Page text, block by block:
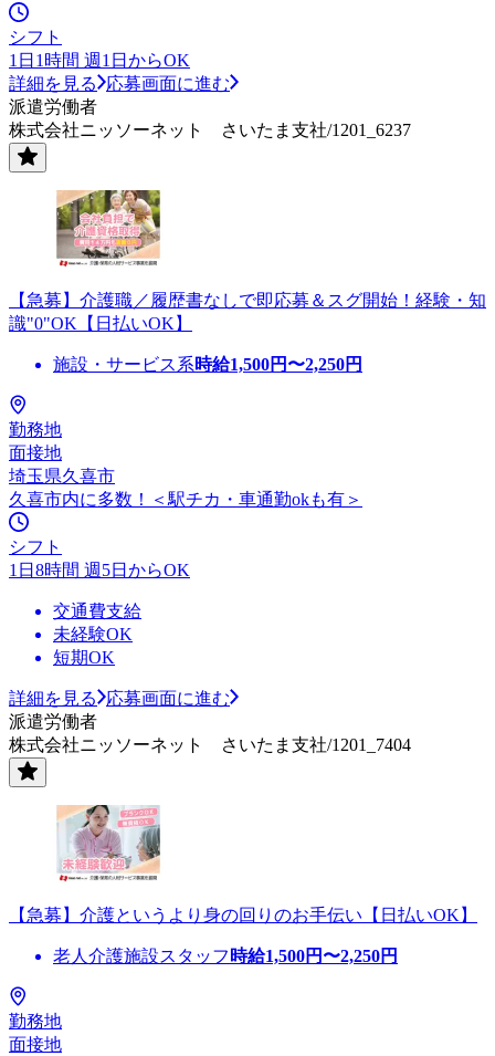
シフト
1日1時間 週1日からOK
詳細を見る
応募画面に進む
派遣労働者
株式会社ニッソーネット さいたま支社/1201_6237
【急募】介護職／履歴書なしで即応募＆スグ開始！経験・知
識"0"OK【日払いOK】
施設・サービス系時給1,500円〜2,250円
勤務地
面接地
埼玉県久喜市
久喜市内に多数！＜駅チカ・車通勤okも有＞
シフト
1日8時間 週5日からOK
交通費支給
未経験OK
短期OK
詳細を見る
応募画面に進む
派遣労働者
株式会社ニッソーネット さいたま支社/1201_7404
【急募】介護というより身の回りのお手伝い【日払いOK】
老人介護施設スタッフ 時給1,500円〜2,250円
勤務地
面接地